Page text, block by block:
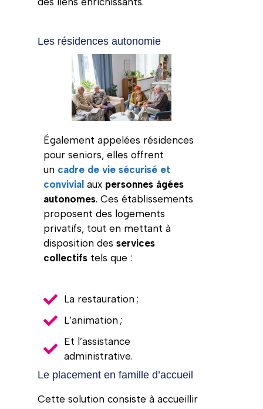
Les résidences autonomie
Également appelées résidences
pour seniors, elles offrent
un cadre de vie sécurisé et
convivial aux personnes âgées
autonomes. Ces établissements
proposent des logements
privatifs, tout en mettant à
disposition des services
collectifstels que :
La restauration ;
L’animation ;
Et l’assistance
administrative.
Le placement en famille d’accueil
Cette solution consiste à accueillir